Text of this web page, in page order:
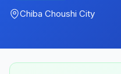
Chiba Choushi City